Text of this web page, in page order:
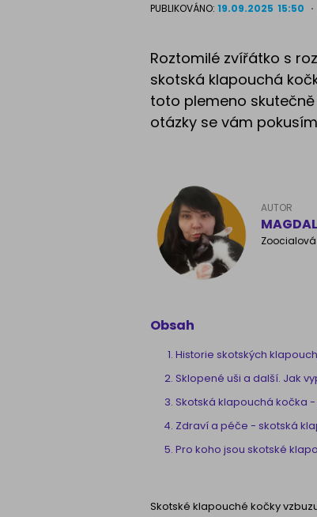
PUBLIKOVÁNO: 19.09.2025 15:50
Roztomilé zvířátko s
skotská klapouchá
toto plemeno
otázky se vám
AUTOR
Obsah
Historie skotských
Sklopené uši a další. Jak
Skotská klapouchá kočka
Zdraví a péče - skotská
Pro koho jsou skotské
Skotské klapouché kočky